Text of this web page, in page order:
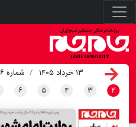
۱۳ خرداد ۱۴۰۵ شماره ۷۳۳۶
۲ ۳ ۴ ۵ ۶